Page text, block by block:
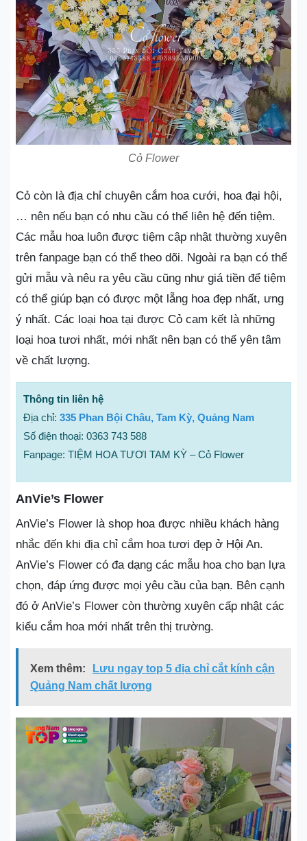
Cỏ Flower
Cỏ còn là địa chỉ chuyên cắm hoa cưới, hoa đại hội,
… nên nếu bạn có nhu cầu có thể liên hệ đến tiệm.
Các mẫu hoa luôn được tiệm cập nhật thường xuyên
trên fanpage bạn có thể theo dõi. Ngoài ra bạn có thể
gửi mẫu và nêu ra yêu cầu cũng như giá tiền để tiệm
có thể giúp bạn có được một lẵng hoa đẹp nhất, ưng
ý nhất. Các loại hoa tại được Cỏ cam kết là những
loại hoa tươi nhất, mới nhất nên bạn có thể yên tâm
về chất lượng.
Thông tin liên hệ
Địa chỉ: 335 Phan Bội Châu, Tam Kỳ, Quảng Nam
Số điện thoại: 0363 743 588
Fanpage: TIỆM HOA TƯƠI TAM KỲ – Cỏ Flower
AnVie’s Flower
AnVie’s Flower là shop hoa được nhiều khách hàng
nhắc đến khi địa chỉ cắm hoa tươi đẹp ở Hội An.
AnVie’s Flower có đa dạng các mẫu hoa cho bạn lựa
chọn, đáp ứng được mọi yêu cầu của bạn. Bên cạnh
đó ở AnVie’s Flower còn thường xuyên cấp nhật các
kiểu cắm hoa mới nhất trên thị trường.
Xem thêm:
Lưu ngay top 5 địa chỉ cắt kính cận
Quảng Nam chất lượng